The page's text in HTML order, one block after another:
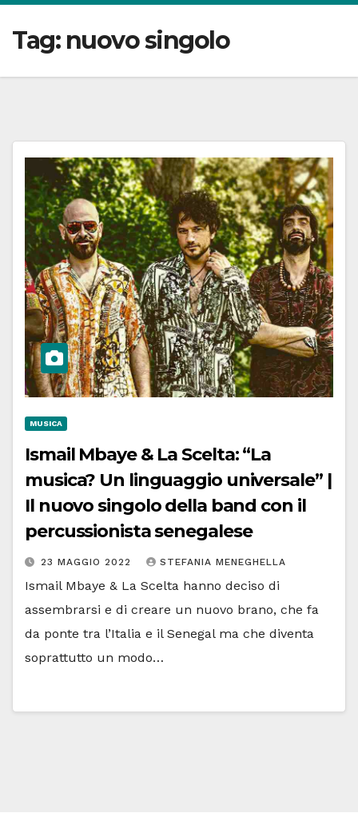
Tag: nuovo singolo
MUSICA
Ismail Mbaye & La Scelta: “La
musica? Un linguaggio universale” |
Il nuovo singolo della band con il
percussionista senegalese
23 MAGGIO 2022 STEFANIA MENEGHELLA
Ismail Mbaye & La Scelta hanno deciso di
assembrarsi e di creare un nuovo brano, che fa
da ponte tra l’Italia e il Senegal ma che diventa
soprattutto un modo…